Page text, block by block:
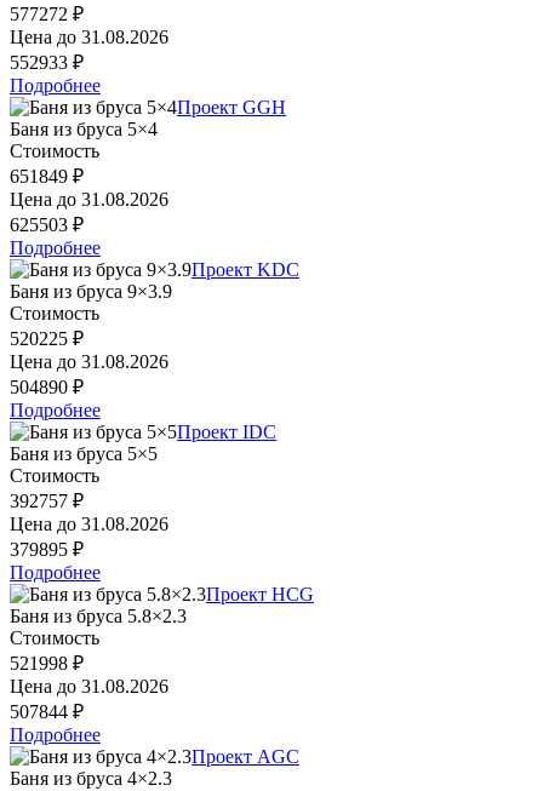
577272 ₽
Цена до 31.08.2026
552933 ₽
Подробнее
Проект GGH
Баня из бруса 5×4
Стоимость
651849 ₽
Цена до 31.08.2026
625503 ₽
Подробнее
Проект KDC
Баня из бруса 9×3.9
Стоимость
520225 ₽
Цена до 31.08.2026
504890 ₽
Подробнее
Проект IDC
Баня из бруса 5×5
Стоимость
392757 ₽
Цена до 31.08.2026
379895 ₽
Подробнее
Проект HCG
Баня из бруса 5.8×2.3
Стоимость
521998 ₽
Цена до 31.08.2026
507844 ₽
Подробнее
Проект AGC
Баня из бруса 4×2.3